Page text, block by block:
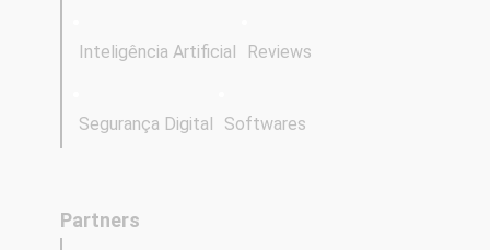
Inteligência Artificial Reviews
Segurança Digital Softwares
Partners